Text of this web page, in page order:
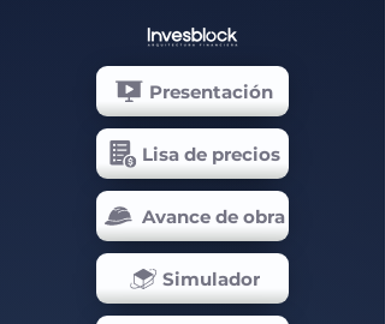
Presentación
Lisa de precios
Avance de obra
Simulador